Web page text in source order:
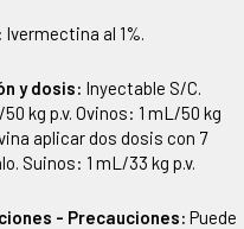
Ivermectina al 1%.
y dosis: Inyectable S/C.
kg p.v. Ovinos: 1 mL/50 kg
aplicar dos dosis con 7
Suinos: 1 mL/33 kg p.v.
- Precauciones:Puede